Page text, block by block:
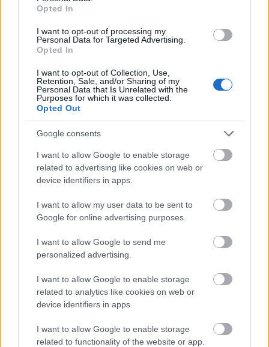
Opted In
I want to opt-out of processing my
Personal Data for Targeted Advertising.
Opted In
I want to opt-out of Collection, Use,
Retention, Sale, and/or Sharing of my
Personal Data that Is Unrelated with the
Purposes for which it was collected.
Opted Out
Google consents
I want to allow Google to enable storage
related to advertising like cookies on web or
device identifiers in apps.
I want to allow my user data to be sent to
Google for online advertising purposes.
I want to allow Google to send me
personalized advertising.
I want to allow Google to enable storage
related to analytics like cookies on web or
device identifiers in apps.
I want to allow Google to enable storage
related to functionality of the website or app.
CINEMA PARADISO
filmvilág •2026. február 18.
filmesek mesélnek életük meghatározó mozijáról, és
az ott átélt élményekről. A lapban ...
#192 - Marty Supreme, Nincs más
Baski Sándor 2026. február 16.